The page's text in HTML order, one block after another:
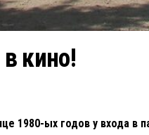
кино!
1980-ых годов у входа